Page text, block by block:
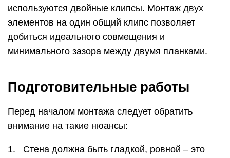
используются двойные клипсы. Монтаж двух
элементов на один общий клипс позволяет
добиться идеального совмещения и
минимального зазора между двумя планками.
Подготовительные работы
Перед началом монтажа следует обратить
внимание на такие нюансы:
1. Стена должна быть гладкой, ровной – это